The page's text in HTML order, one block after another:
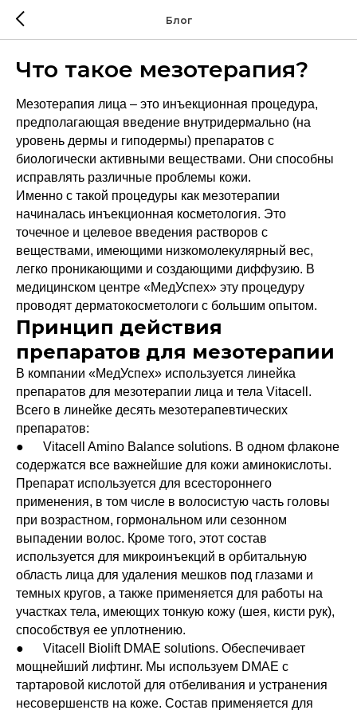
Блог
Что такое мезотерапия?
Мезотерапия лица – это инъекционная процедура,
предполагающая введение внутридермально (на
уровень дермы и гиподермы) препаратов с
биологически активными веществами. Они способны
исправлять различные проблемы кожи.
Именно с такой процедуры как мезотерапии
начиналась инъекционная косметология. Это
точечное и целевое введения растворов с
веществами, имеющими низкомолекулярный вес,
легко проникающими и создающими диффузию. В
медицинском центре «МедУспех» эту процедуру
проводят дерматокосметологи с большим опытом.
Принцип действия
препаратов для мезотерапии
В компании «МедУспех» используется линейка
препаратов для мезотерапии лица и тела Vitacell.
Всего в линейке десять мезотерапевтических
препаратов:
● Vitacell Amino Balance solutions. В одном флаконе
содержатся все важнейшие для кожи аминокислоты.
Препарат используется для всестороннего
применения, в том числе в волосистую часть головы
при возрастном, гормональном или сезонном
выпадении волос. Кроме того, этот состав
используется для микроинъекций в орбитальную
область лица для удаления мешков под глазами и
темных кругов, а также применяется для работы на
участках тела, имеющих тонкую кожу (шея, кисти рук),
способствуя ее уплотнению.
● Vitacell Biolift DMAE solutions. Обеспечивает
мощнейший лифтинг. Мы используем DMAE с
тартаровой кислотой для отбеливания и устранения
несовершенств на коже. Состав применяется для